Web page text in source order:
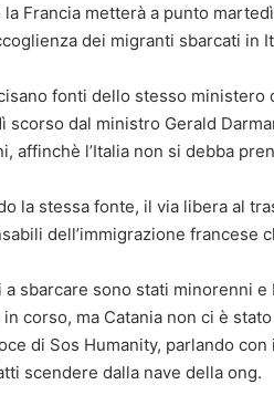
la Francia metterà a punto
dei migranti sbarcati in
fonti dello stesso ministero
scorso dal ministro Gerald
affinchè l’Italia non si debba
la stessa fonte, il via libera al
dell’immigrazione francese
a sbarcare sono stati minorenni
in corso, ma Catania non ci è
di Sos Humanity, parlando
scendere dalla nave della ong.